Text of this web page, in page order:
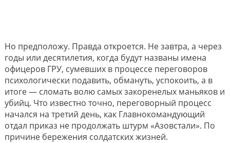
Но предположу. Правда откроется. Не завтра, а через
годы или десятилетия, когда будут названы имена
офицеров ГРУ, сумевших в процессе переговоров
психологически подавить, обмануть, успокоить, а в
итоге — сломать волю самых закоренелых маньяков и
убийц. Что известно точно, переговорный процесс
начался на третий день, как Главнокомандующий
отдал приказ не продолжать штурм «Азовстали». По
причине бережения солдатских жизней.